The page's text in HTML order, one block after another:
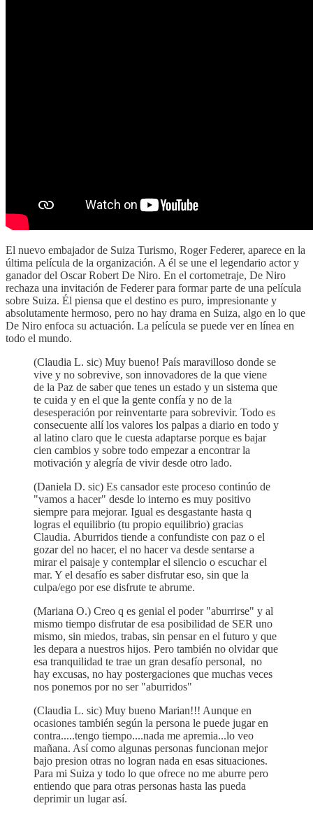
El nuevo embajador de Suiza Turismo, Roger Federer, aparece en la
última película de la organización. A él se une el legendario actor y
ganador del Oscar Robert De Niro. En el cortometraje, De Niro
rechaza una invitación de Federer para formar parte de una película
sobre Suiza. Él piensa que el destino es puro, impresionante y
absolutamente hermoso, pero no hay drama en Suiza, algo en lo que
De Niro enfoca su actuación. La película se puede ver en línea en
todo el mundo.
(Claudia L. sic) Muy bueno! País maravilloso donde se
vive y no sobrevive, son innovadores de la que viene
de la Paz de saber que tenes un estado y un sistema que
te cuida y en el que la gente confía y no de la
desesperación por reinventarte para sobrevivir. Todo es
consecuente allí los valores los palpas a diario en todo y
al latino claro que le cuesta adaptarse porque es bajar
cien cambios y sobre todo empezar a encontrar la
motivación y alegría de vivir desde otro lado.
(Daniela D. sic) Es cansador este proceso continúo de
"vamos a hacer" desde lo interno es muy positivo
siempre para mejorar. Igual es desgastante hasta q
logras el equilibrio (tu propio equilibrio) gracias
Claudia. Aburridos tiende a confundiste con paz o el
gozar del no hacer, el no hacer va desde sentarse a
mirar el paisaje y contemplar el silencio o escuchar el
mar. Y el desafío es saber disfrutar eso, sin que la
culpa/ego por ese disfrute te abrume.
(Mariana O.) Creo q es genial el poder "aburrirse" y al
mismo tiempo disfrutar de esa posibilidad de SER uno
mismo, sin miedos, trabas, sin pensar en el futuro y que
les depara a nuestros hijos. Pero también no olvidar que
esa tranquilidad te trae un gran desafío personal, no
hay excusas, no hay postergaciones que muchas veces
nos ponemos por no ser "aburridos"
(Claudia L. sic) Muy bueno Marian!!! Aunque en
ocasiones también según la persona le puede jugar en
contra.....tengo tiempo....nada me apremia...lo veo
mañana. Así como algunas personas funcionan mejor
bajo presion otras no logran nada en esas situaciones.
Para mi Suiza y todo lo que ofrece no me aburre pero
entiendo que para otras personas hasta las pueda
deprimir un lugar así.